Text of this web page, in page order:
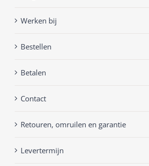
Werken bij
Bestellen
Betalen
Contact
Retouren, omruilen en garantie
Levertermijn